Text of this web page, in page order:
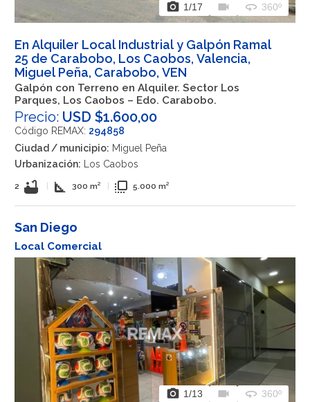
photo_camera 1/17 videocam 360 360º
En Alquiler Local Industrial y Galpón Ramal
25 de Carabobo, Los Caobos, Valencia,
Miguel Peña, Carabobo, VEN
Galpón con Terreno en Alquiler. Sector Los
Parques, Los Caobos – Edo. Carabobo.
Precio: USD $1.600,00
Código REMAX: 294858
Ciudad / municipio: Miguel Peña
Urbanización: Los Caobos
2 bathtub square_foot 300 m² flip_to_front 5.000 m²
San Diego
Local Comercial
photo_camera 1/13 videocam 360 360º